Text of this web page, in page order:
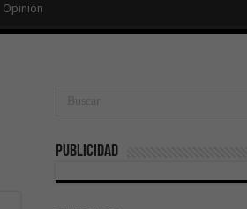
Opinión
Publicidad